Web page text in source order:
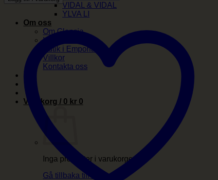
VIDAL & VIDAL
YLVA LI
Om oss
Om Glensia
Kundklubb
Butik i Emporia
Villkor
Kontakta oss
Varukorg / 0 kr 0
Inga produkter i varukorgen.
Gå tillbaka till butiken
-
Earrings
mängd